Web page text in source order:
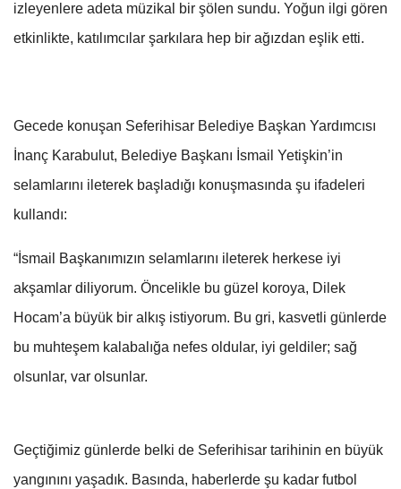
izleyenlere adeta müzikal bir şölen sundu. Yoğun ilgi gören
etkinlikte, katılımcılar şarkılara hep bir ağızdan eşlik etti.
Gecede konuşan Seferihisar Belediye Başkan Yardımcısı
İnanç Karabulut, Belediye Başkanı İsmail Yetişkin’in
selamlarını ileterek başladığı konuşmasında şu ifadeleri
kullandı:
“İsmail Başkanımızın selamlarını ileterek herkese iyi
akşamlar diliyorum. Öncelikle bu güzel koroya, Dilek
Hocam’a büyük bir alkış istiyorum. Bu gri, kasvetli günlerde
bu muhteşem kalabalığa nefes oldular, iyi geldiler; sağ
olsunlar, var olsunlar.
Geçtiğimiz günlerde belki de Seferihisar tarihinin en büyük
yangınını yaşadık. Basında, haberlerde şu kadar futbol